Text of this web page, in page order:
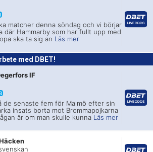
matcher denna söndag och vi börjar
där Hammarby som har fullt upp med
ska ta sig an Läs mer
med DBET!
IF
de senaste fem för Malmö efter sin
insats borta mot Brommapojkarna
är om man skulle kunna Läs mer